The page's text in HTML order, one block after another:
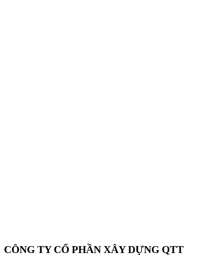
CÔNG TY CỔ PHẦN XÂY DỰNG QTT